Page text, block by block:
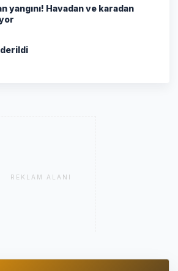
yangını! Havadan ve karadan
REKLAM ALANI